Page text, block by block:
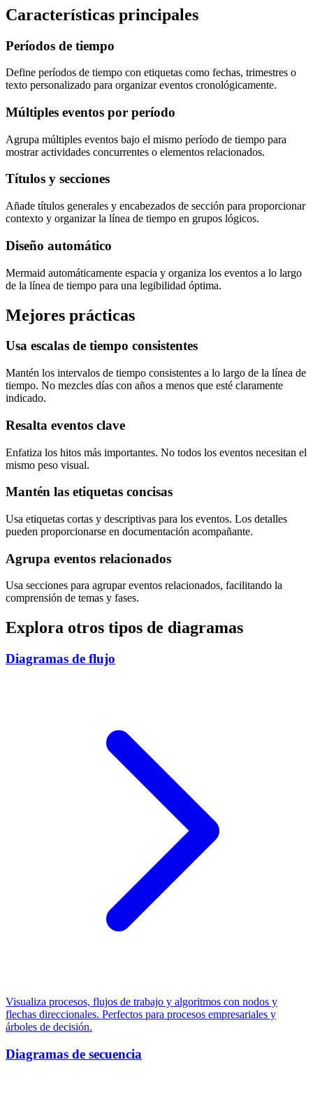
Características principales
Períodos de tiempo
Define períodos de tiempo con etiquetas como fechas, trimestres o
texto personalizado para organizar eventos cronológicamente.
Múltiples eventos por período
Agrupa múltiples eventos bajo el mismo período de tiempo para
mostrar actividades concurrentes o elementos relacionados.
Títulos y secciones
Añade títulos generales y encabezados de sección para proporcionar
contexto y organizar la línea de tiempo en grupos lógicos.
Diseño automático
Mermaid automáticamente espacia y organiza los eventos a lo largo
de la línea de tiempo para una legibilidad óptima.
Mejores prácticas
Usa escalas de tiempo consistentes
Mantén los intervalos de tiempo consistentes a lo largo de la línea de
tiempo. No mezcles días con años a menos que esté claramente
indicado.
Resalta eventos clave
Enfatiza los hitos más importantes. No todos los eventos necesitan el
mismo peso visual.
Mantén las etiquetas concisas
Usa etiquetas cortas y descriptivas para los eventos. Los detalles
pueden proporcionarse en documentación acompañante.
Agrupa eventos relacionados
Usa secciones para agrupar eventos relacionados, facilitando la
comprensión de temas y fases.
Explora otros tipos de diagramas
Diagramas de flujo
Visualiza procesos, flujos de trabajo y algoritmos con nodos y
flechas direccionales. Perfectos para procesos empresariales y
árboles de decisión.
Diagramas de secuencia